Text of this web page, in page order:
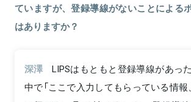
ていますが、登録導線がないことによる
はありますか？
深澤
LIPSはもともと登録導線があっ
中で「ここで入力してもらっている情報